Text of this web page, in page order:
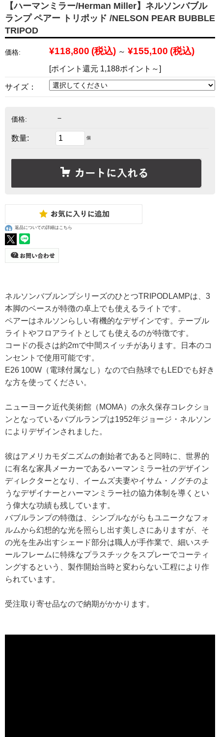
【ハーマンミラー/Herman Miller】ネルソンバブル
ランプ ペアー トリポッド /NELSON PEAR BUBBLE
TRIPOD
価格: ¥118,800 (税込) ～ ¥155,100 (税込)
[ポイント還元 1,188ポイント～]
サイズ：
価格: －
数量: 個
返品についての詳細はこちら
ネルソンバブルンプシリーズのひとつTRIPODLAMPは、3
本脚のベースが特徴の卓上でも使えるライトです。
ペアーはネルソンらしい有機的なデザインです。テーブル
ライトやフロアライトとしても使えるのが特徴です。
コードの長さは約2mで中間スイッチがあります。日本のコ
ンセントで使用可能です。
E26 100W（電球付属なし）なので白熱球でもLEDでも好き
な方を使ってください。
ニューヨーク近代美術館（MOMA）の永久保存コレクショ
ンとなっているバブルランプは1952年ジョージ・ネルソン
によりデザインされました。
彼はアメリカモダニズムの創始者であると同時に、世界的
に有名な家具メーカーであるハーマンミラー社のデザイン
ディレクターとなり、イームズ夫妻やイサム・ノグチのよ
うなデザイナーとハーマンミラー社の協力体制を導くとい
う偉大な功績も残しています。
バブルランプの特徴は、シンプルながらもユニークなフォ
ルムから幻想的な光を照らし出す美しさにありますが、そ
の光を生み出すシェード部分は職人が手作業で、細いスチ
ールフレームに特殊なプラスチックをスプレーでコーティ
ングするという、製作開始当時と変わらない工程により作
られています。
受注取り寄せ品なので納期がかかります。